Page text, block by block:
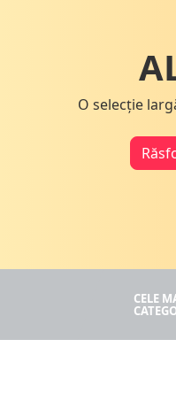
O selecție
CELE